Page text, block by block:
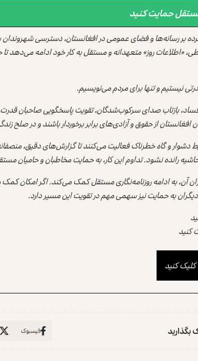
مستقل حمایت کنید
بر رسانه‌ها و فضای عمومی در افغانستان، دسترسی شهروندان
«اطلاعات روز» متعهدانه و مستقل به کار خود ادامه می‌دهد
نیستیم و تنها برای مردم می‌نویسیم.
بازتاب صدای سرکوب‌شدگان، تقویت پاسخگویی صاحبان
از حقوق و آزادی‌های برابر برخوردار باشند و در صلح
دشوار و گاه خطرناک فعالیت می‌کنند تا گزارش‌های دقیق،
رانده نشود. تداوم این کار، به حمایت مخاطبان و حامیان
آن، به ادامه روزنامه‌نگاری مستقل کمک می‌کند. اگر امکان کمک
به حمایت نیز سهمی مهم در تقویت این مسیر دارد.
کنید
کلیک کنید
بگذارید فیسبوک